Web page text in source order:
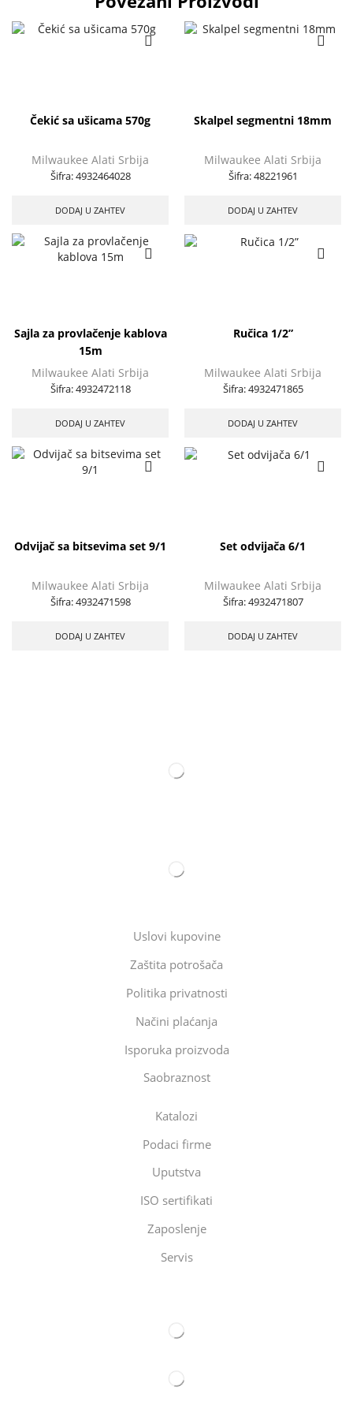
Čekić sa ušicama 570g
Milwaukee Alati Srbija
Šifra:4932464028
DODAJ U ZAHTEV
Skalpel segmentni 18mm
Milwaukee Alati Srbija
Šifra:48221961
DODAJ U ZAHTEV
Sajla za provlačenje kablova
15m
Milwaukee Alati Srbija
Šifra:4932472118
DODAJ U ZAHTEV
Ručica 1/2”
Milwaukee Alati Srbija
Šifra:4932471865
DODAJ U ZAHTEV
Odvijač sa bitsevima set 9/1
Milwaukee Alati Srbija
Šifra:4932471598
DODAJ U ZAHTEV
Set odvijača 6/1
Milwaukee Alati Srbija
Šifra:4932471807
DODAJ U ZAHTEV
Uslovi kupovine
Zaštita potrošača
Politika privatnosti
Načini plaćanja
Isporuka proizvoda
Saobraznost
Katalozi
Podaci firme
Uputstva
ISO sertifikati
Zaposlenje
Servis